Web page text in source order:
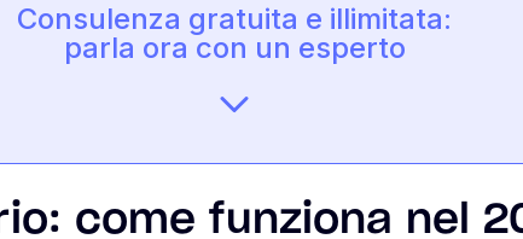
Consulenza gratuita e illimitata:
parla ora con un esperto
come funziona nel